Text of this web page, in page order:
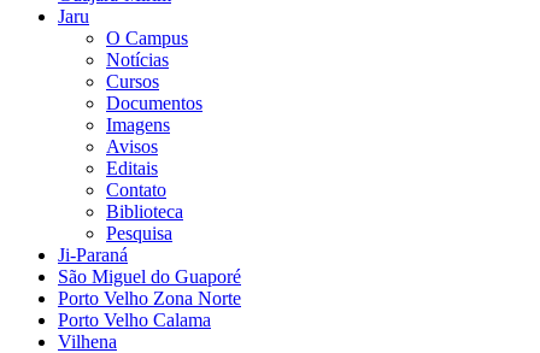
Jaru
O Campus
Notícias
Cursos
Documentos
Imagens
Avisos
Editais
Contato
Biblioteca
Pesquisa
Ji-Paraná
São Miguel do Guaporé
Porto Velho Zona Norte
Porto Velho Calama
Vilhena